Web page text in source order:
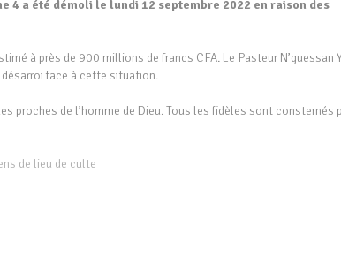
4 a été démoli le lundi 12 septembre 2022 en raison des
à près de 900 millions de francs CFA. Le Pasteur N’guessan
face à cette situation.
proches de l’homme de Dieu. Tous les fidèles sont consternés
de lieu de culte